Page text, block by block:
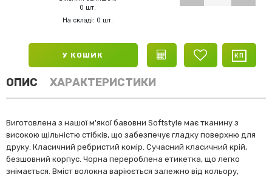
0 шт.
На складі: 0 шт.
У КОШИК
ОПИС ХАРАКТЕРИСТИКИ
Виготовлена з нашої м'якої бавовни Softstyle має тканину з
високою щільністю стібків, що забезпечує гладку поверхню для
друку. Класичний ребристий комір. Сучасний класичний крій,
безшовний корпус. Чорна перероблена етикетка, що легко
знімається. Вміст волокна варіюється залежно від кольору,